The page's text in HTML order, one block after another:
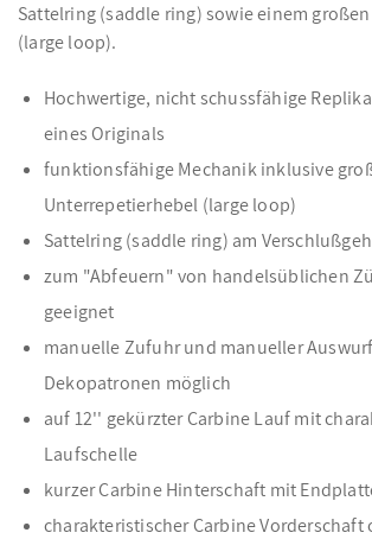
Sattelring (saddle ring) sowie einem
(large loop).
Hochwertige, nicht schussfähige
eines Originals
funktionsfähige Mechanik inklusive
Unterrepetierhebel (large loop)
Sattelring (saddle ring) am
zum "Abfeuern" von handelsüblichen
geeignet
manuelle Zufuhr und manueller
Dekopatronen möglich
auf 12'' gekürzter Carbine Lauf mit
Laufschelle
kurzer Carbine Hinterschaft mit
charakteristischer Carbine Vorderschaft